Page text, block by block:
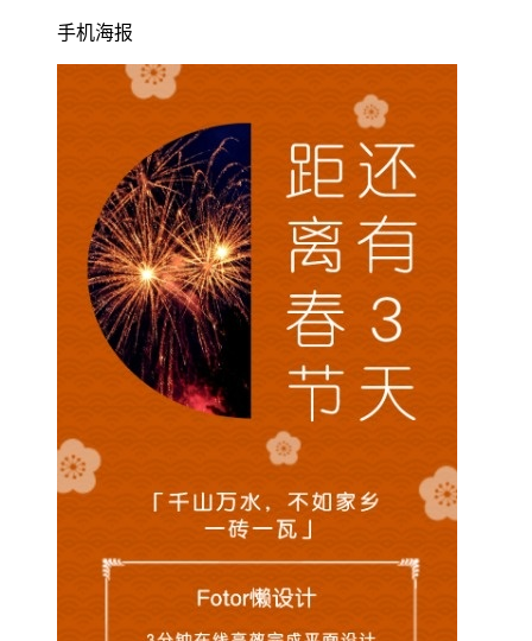
手机海报